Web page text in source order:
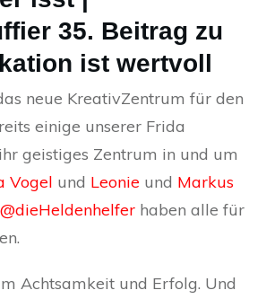
35. Beitrag zu
ist wertvoll
neue KreativZentrum für den
einige unserer Frida
geistiges Zentrum in und um
Vogel und Leonie und Markus
@dieHeldenhelfer haben alle für
Achtsamkeit und Erfolg. Und